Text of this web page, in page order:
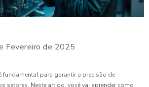
Fevereiro de 2025
fundamental para garantir a precisão de
setores. Neste artigo, você vai aprender como